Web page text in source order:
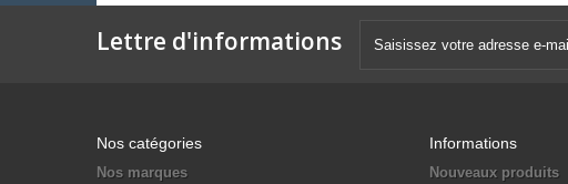
Lettre d'informations
Nos catégories
Nos marques
Informations
Nouveaux produits